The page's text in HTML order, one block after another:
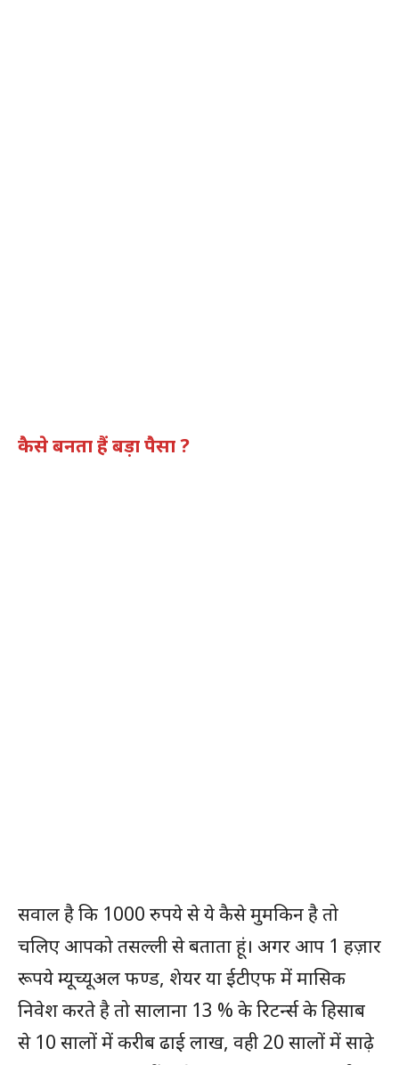
कैसे बनता हैं बड़ा पैसा ?
सवाल है कि 1000 रुपये से ये कैसे मुमकिन है तो
चलिए आपको तसल्ली से बताता हूं। अगर आप 1 हज़ार
रूपये म्यूच्यूअल फण्ड, शेयर या ईटीएफ में मासिक
निवेश करते है तो सालाना 13 % के रिटर्न्स के हिसाब
से 10 सालों में करीब ढाई लाख, वही 20 सालों में साढ़े